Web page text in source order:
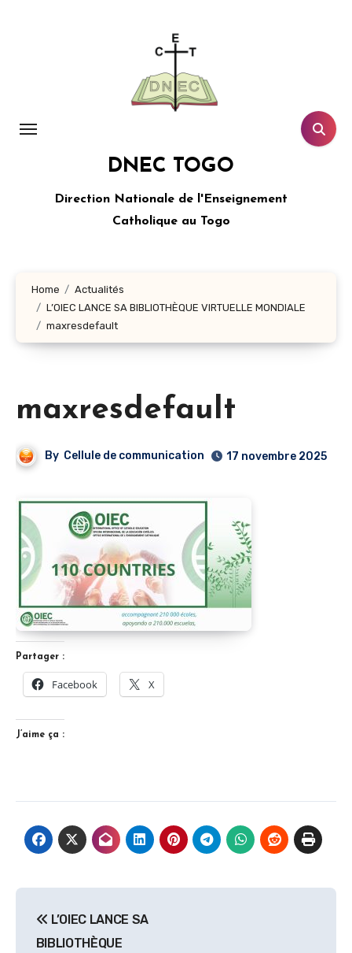
DNEC TOGO
Direction Nationale de l'Enseignement
Catholique au Togo
Home
Actualités
L’OIEC LANCE SA BIBLIOTHÈQUE VIRTUELLE MONDIALE
maxresdefault
maxresdefault
By Cellule de communication 17 novembre 2025
Partager :
Facebook X
J’aime ça :
de
L’OIEC LANCE SA
BIBLIOTHÈQUE